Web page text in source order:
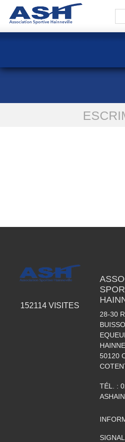
152114VISITES
28-30
50120
TÉL. :
Panneau de gestion des cookies